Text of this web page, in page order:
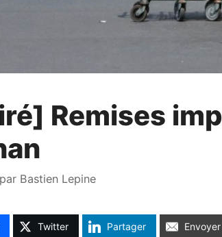
Remises
par Bastien Lepine
Twitter Partager Envoyer